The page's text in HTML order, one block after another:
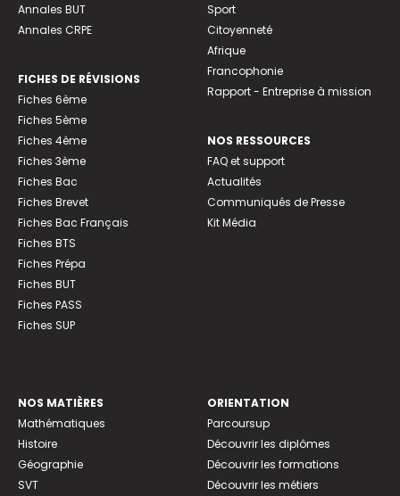
Annales BUT
Annales CRPE
FICHES DE RÉVISIONS
Fiches 6ème
Fiches 5ème
Fiches 4ème
Fiches 3ème
Fiches Bac
Fiches Brevet
Fiches Bac Français
Fiches BTS
Fiches Prépa
Fiches BUT
Fiches PASS
Fiches SUP
Sport
Citoyenneté
Afrique
Francophonie
Rapport - Entreprise à mission
NOS RESSOURCES
FAQ et support
Actualités
Communiqués de Presse
Kit Média
NOS MATIÈRES
Mathématiques
Histoire
Géographie
SVT
ORIENTATION
Parcoursup
Découvrir les diplômes
Découvrir les formations
Découvrir les métiers